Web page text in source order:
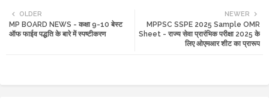
tte ats
NEWER
MPPSC SSPE 2025 Sample OMR
Sheet - राज्य सेवा प्रारंभिक परीक्षा 2025 के
लिए ओएमआर शीट का प्रारूप
OLDER
MP BOARD NEWS - कक्षा 9-10 बेस्ट
ऑफ फाईव पद्धति के बारे में स्पष्टीकरण